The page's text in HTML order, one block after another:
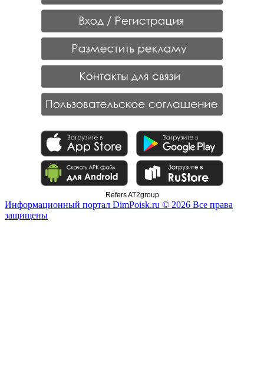
Refers AT2group
Информационный портал DimPoisk.ru © 2026 Все права
защищены